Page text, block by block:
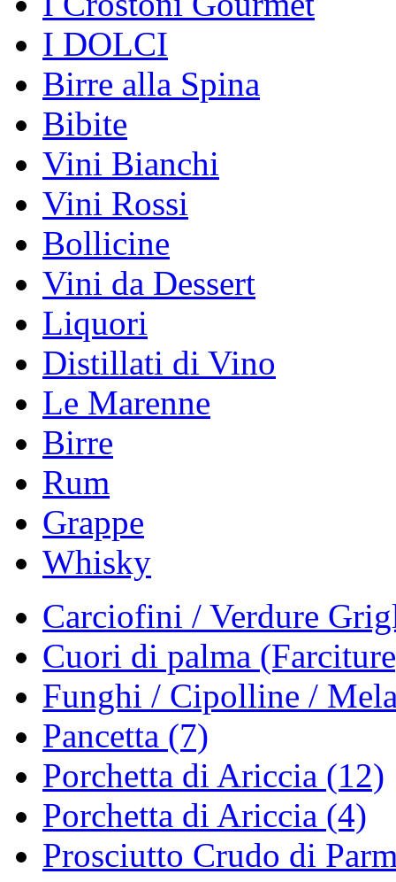
I DOLCI
Birre alla Spina
Bibite
Vini Bianchi
Vini Rossi
Bollicine
Vini da Dessert
Liquori
Distillati di Vino
Le Marenne
Birre
Rum
Grappe
Whisky
Carciofini / Verdure
Cuori di palma
Funghi / Cipolline /
Pancetta (7)
Porchetta di Ariccia (12)
Porchetta di Ariccia (4)
Prosciutto Crudo di